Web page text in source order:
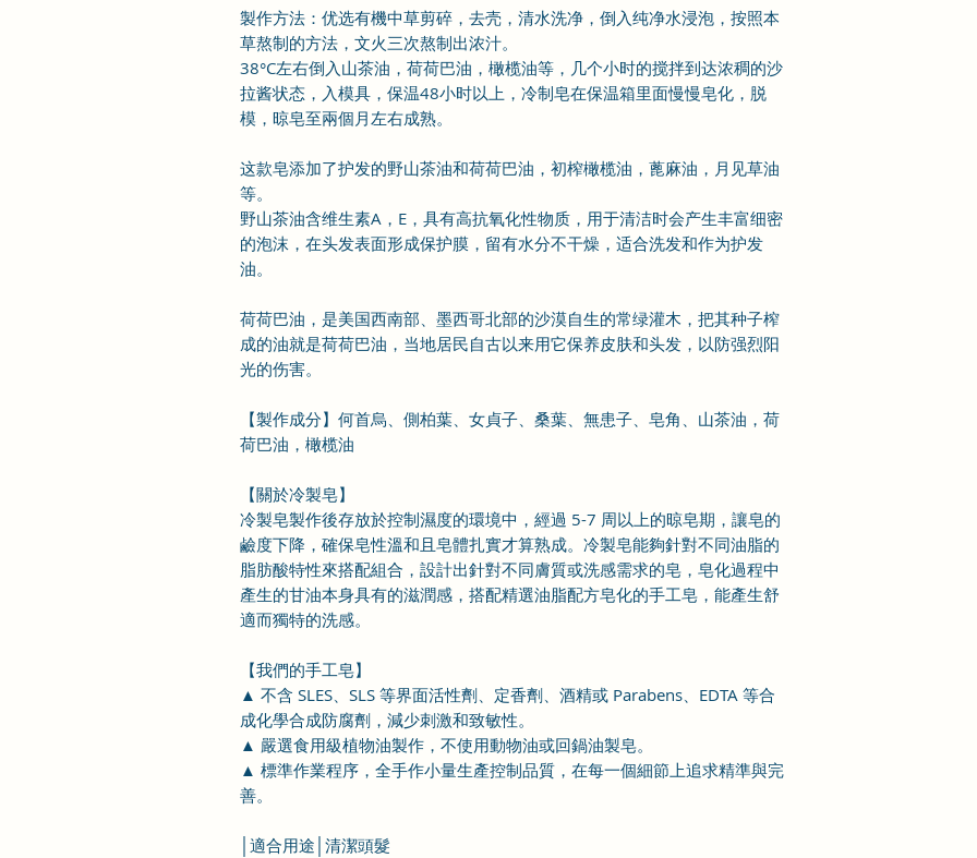
製作方法：优选有機中草剪碎，去壳，清水洗净，倒入纯净水浸泡，按照本
草熬制的方法，文火三次熬制出浓汁。
38°C左右倒入山茶油，荷荷巴油，橄榄油等，几个小时的搅拌到达浓稠的沙
拉酱状态，入模具，保温48小时以上，冷制皂在保温箱里面慢慢皂化，脱
模，晾皂至兩個月左右成熟。
这款皂添加了护发的野山茶油和荷荷巴油，初榨橄榄油，蓖麻油，月见草油
等。
野山茶油含维生素A，E，具有高抗氧化性物质，用于清洁时会产生丰富细密
的泡沫，在头发表面形成保护膜，留有水分不干燥，适合洗发和作为护发
油。
荷荷巴油，是美国西南部、墨西哥北部的沙漠自生的常绿灌木，把其种子榨
成的油就是荷荷巴油，当地居民自古以来用它保养皮肤和头发，以防强烈阳
光的伤害。
【製作成分】何首烏、側柏葉、女貞子、桑葉、無患子、皂角、山茶油，荷
荷巴油，橄榄油
【關於冷製皂】
冷製皂製作後存放於控制濕度的環境中，經過 5-7 周以上的晾皂期，讓皂的
鹼度下降，確保皂性溫和且皂體扎實才算熟成。冷製皂能夠針對不同油脂的
脂肪酸特性來搭配組合，設計出針對不同膚質或洗感需求的皂，皂化過程中
產生的甘油本身具有的滋潤感，搭配精選油脂配方皂化的手工皂，能產生舒
適而獨特的洗感。
【我們的手工皂】
▲ 不含 SLES、SLS 等界面活性劑、定香劑、酒精或 Parabens、EDTA 等合
成化學合成防腐劑，減少刺激和致敏性。
▲ 嚴選食用級植物油製作，不使用動物油或回鍋油製皂。
▲ 標準作業程序，全手作小量生產控制品質，在每一個細節上追求精準與完
善。
│適合用途│清潔頭髮